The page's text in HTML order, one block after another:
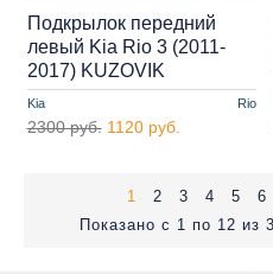
Kia Rio
Подкрылок передний
левый Kia Rio 3 (2011-
2017) KUZOVIK
2300 руб. 1120 руб.
1 2 3 4 5 6
Показано с 1 по 12 из